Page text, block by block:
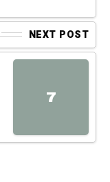
NEXT POST
7